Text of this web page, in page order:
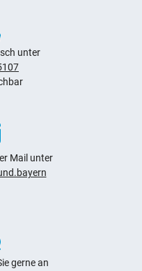
unter
Mail unter
gerne an